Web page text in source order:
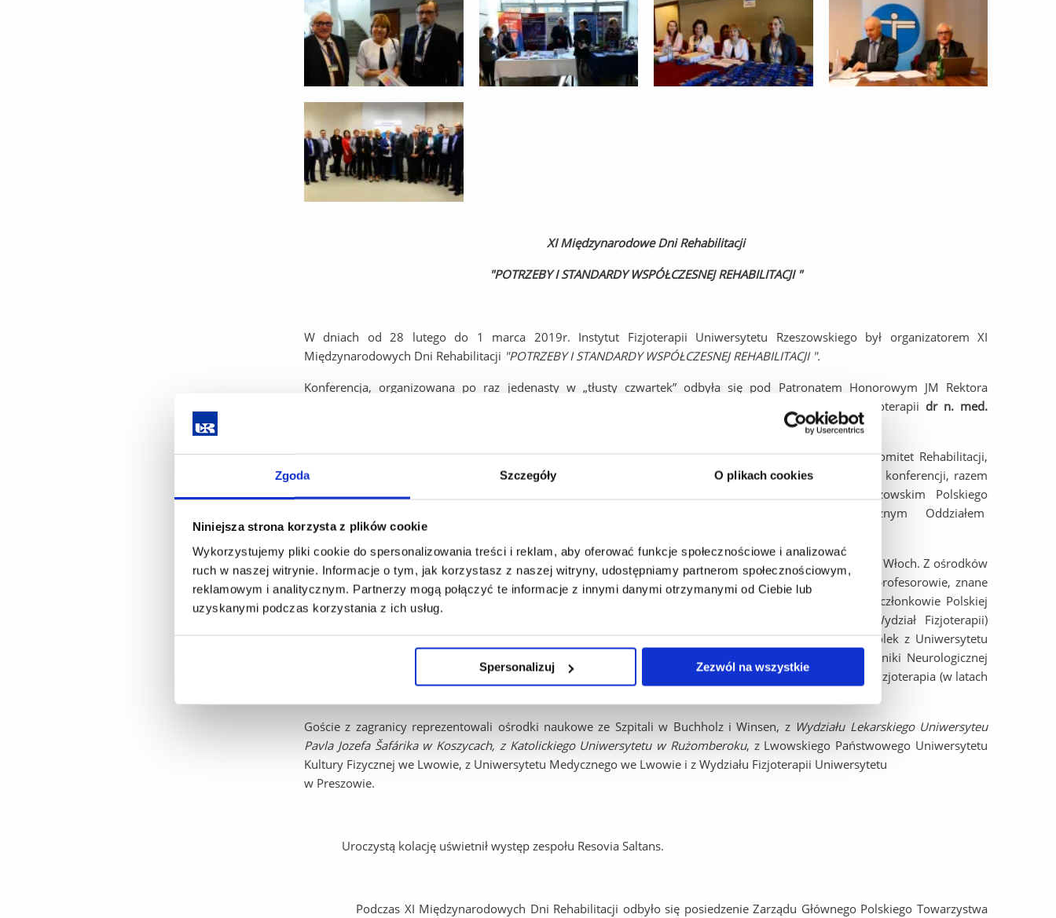
Zgoda Szczegóły O plikach cookies
Niniejsza strona korzysta z plików cookie
Wykorzystujemy pliki cookie do spersonalizowania treści i reklam, aby oferować funkcje społecznościowe i analizować
ruch w naszej witrynie. Informacje o tym, jak korzystasz z naszej witryny, udostępniamy partnerom społecznościowym,
reklamowym i analitycznym. Partnerzy mogą połączyć te informacje z innymi danymi otrzymanymi od Ciebie lub
uzyskanymi podczas korzystania z ich usług.
Spersonalizuj Zezwól na wszystkie
XI Międzynarodowe Dni Rehabilitacji
"POTRZEBY I STANDARDYWSPÓŁCZESNEJ REHABILITACJI "
W dniach od 28 lutego do 1 marca 2019r. Instytut Fizjoterapii Uniwersytetu Rzeszowskiego był organizatorem XI
Międzynarodowych Dni Rehabilitacji "POTRZEBY I STANDARDY WSPÓŁCZESNEJ REHABILITACJI ".
Konferencja, organizowana po raz jedenasty w „tłusty czwartek” odbyła się pod Patronatem Honorowym JM Rektora
Prezesa Polskiego Towarzystwa Fizjoterapii dr n. med.
dr hab. n. med. JACKA DURMAŁY.
Patronat Naukowy przyjęło Polskie Towarzystwo Fizjoterapii, Polskie Towarzystwo Rehabilitacji oraz Komitet Rehabilitacji,
Kultury Fizycznej i Integracji Społecznej Polskiej Akademii Nauk, który był również współorganizatorem konferencji, razem
z Wydziałem Medycznym, Instytutem Fizjoterapii Uniwersytetu Rzeszowskiego, Oddziałem Rzeszowskim Polskiego
Towarzystwa Rehabilitacji, Oddziałem Podkarpackim Polskiego Towarzystwa Fizjoterapii i Klinicznym Oddziałem
Rehabilitacji Szpitala Wojewódzkiego Nr 2 im Św. Jadwigi Królowej w Rzeszowie.
W konferencji wzięło udział 210 osób reprezentując ośrodki naukowe z Polski, Niemiec, Słowacji, Ukrainy i Włoch. Z ośrodków
naukowych z zagranicy uczestniczyło 40 osób. Wśród uczestników z Polski w konferencji uczestniczyli profesorowie, znane
autorytety w dziedzinie Rehabilitacji, Fizjoterapii i z innych dziedzin medycyny, w tym: profesorowie, członkowie Polskiej
Akademii Nauk: prof. Krzysztof Klukowski z Olsztyńskiej Szkoły Wyższej im.Józefa Rusieckiego (Wydział Fizjoterapii)
w Olsztynie, prof. Jerzy Kiwerski - Rektor Wyższej Szkoły Rehabilitacji w Warszawie, prof. Andrzej Kwolek z Uniwersytetu
Rzeszowskiego, prof. Krzysztof Kassolik z AWF we Wrocławiu, prof. Iwona Sarzyńska – Długosz z II Kliniki Neurologicznej
Instytutu Psychiatrii i Neurologii z Warszawy, prof. Zbigniew Śliwiński - Konsultant Krajowy w dziedzinie Fizjoterapia (w latach
Goście z zagranicy reprezentowali ośrodki naukowe ze Szpitali w Buchholz i Winsen, z Wydziału Lekarskiego Uniwersyteu
Pavla Jozefa Šafárika w Koszycach, z Katolickiego Uniwersytetu w Rużomberoku, z Lwowskiego Państwowego Uniwersytetu
Kultury Fizycznej we Lwowie, z Uniwersytetu Medycznego we Lwowie i z Wydziału Fizjoterapii Uniwersytetu
w Preszowie.
Uroczystą kolację uświetnił występ zespołu Resovia Saltans.
Podczas XI Międzynarodowych Dni Rehabilitacji odbyło się posiedzenie Zarządu Głównego Polskiego Towarzystwa